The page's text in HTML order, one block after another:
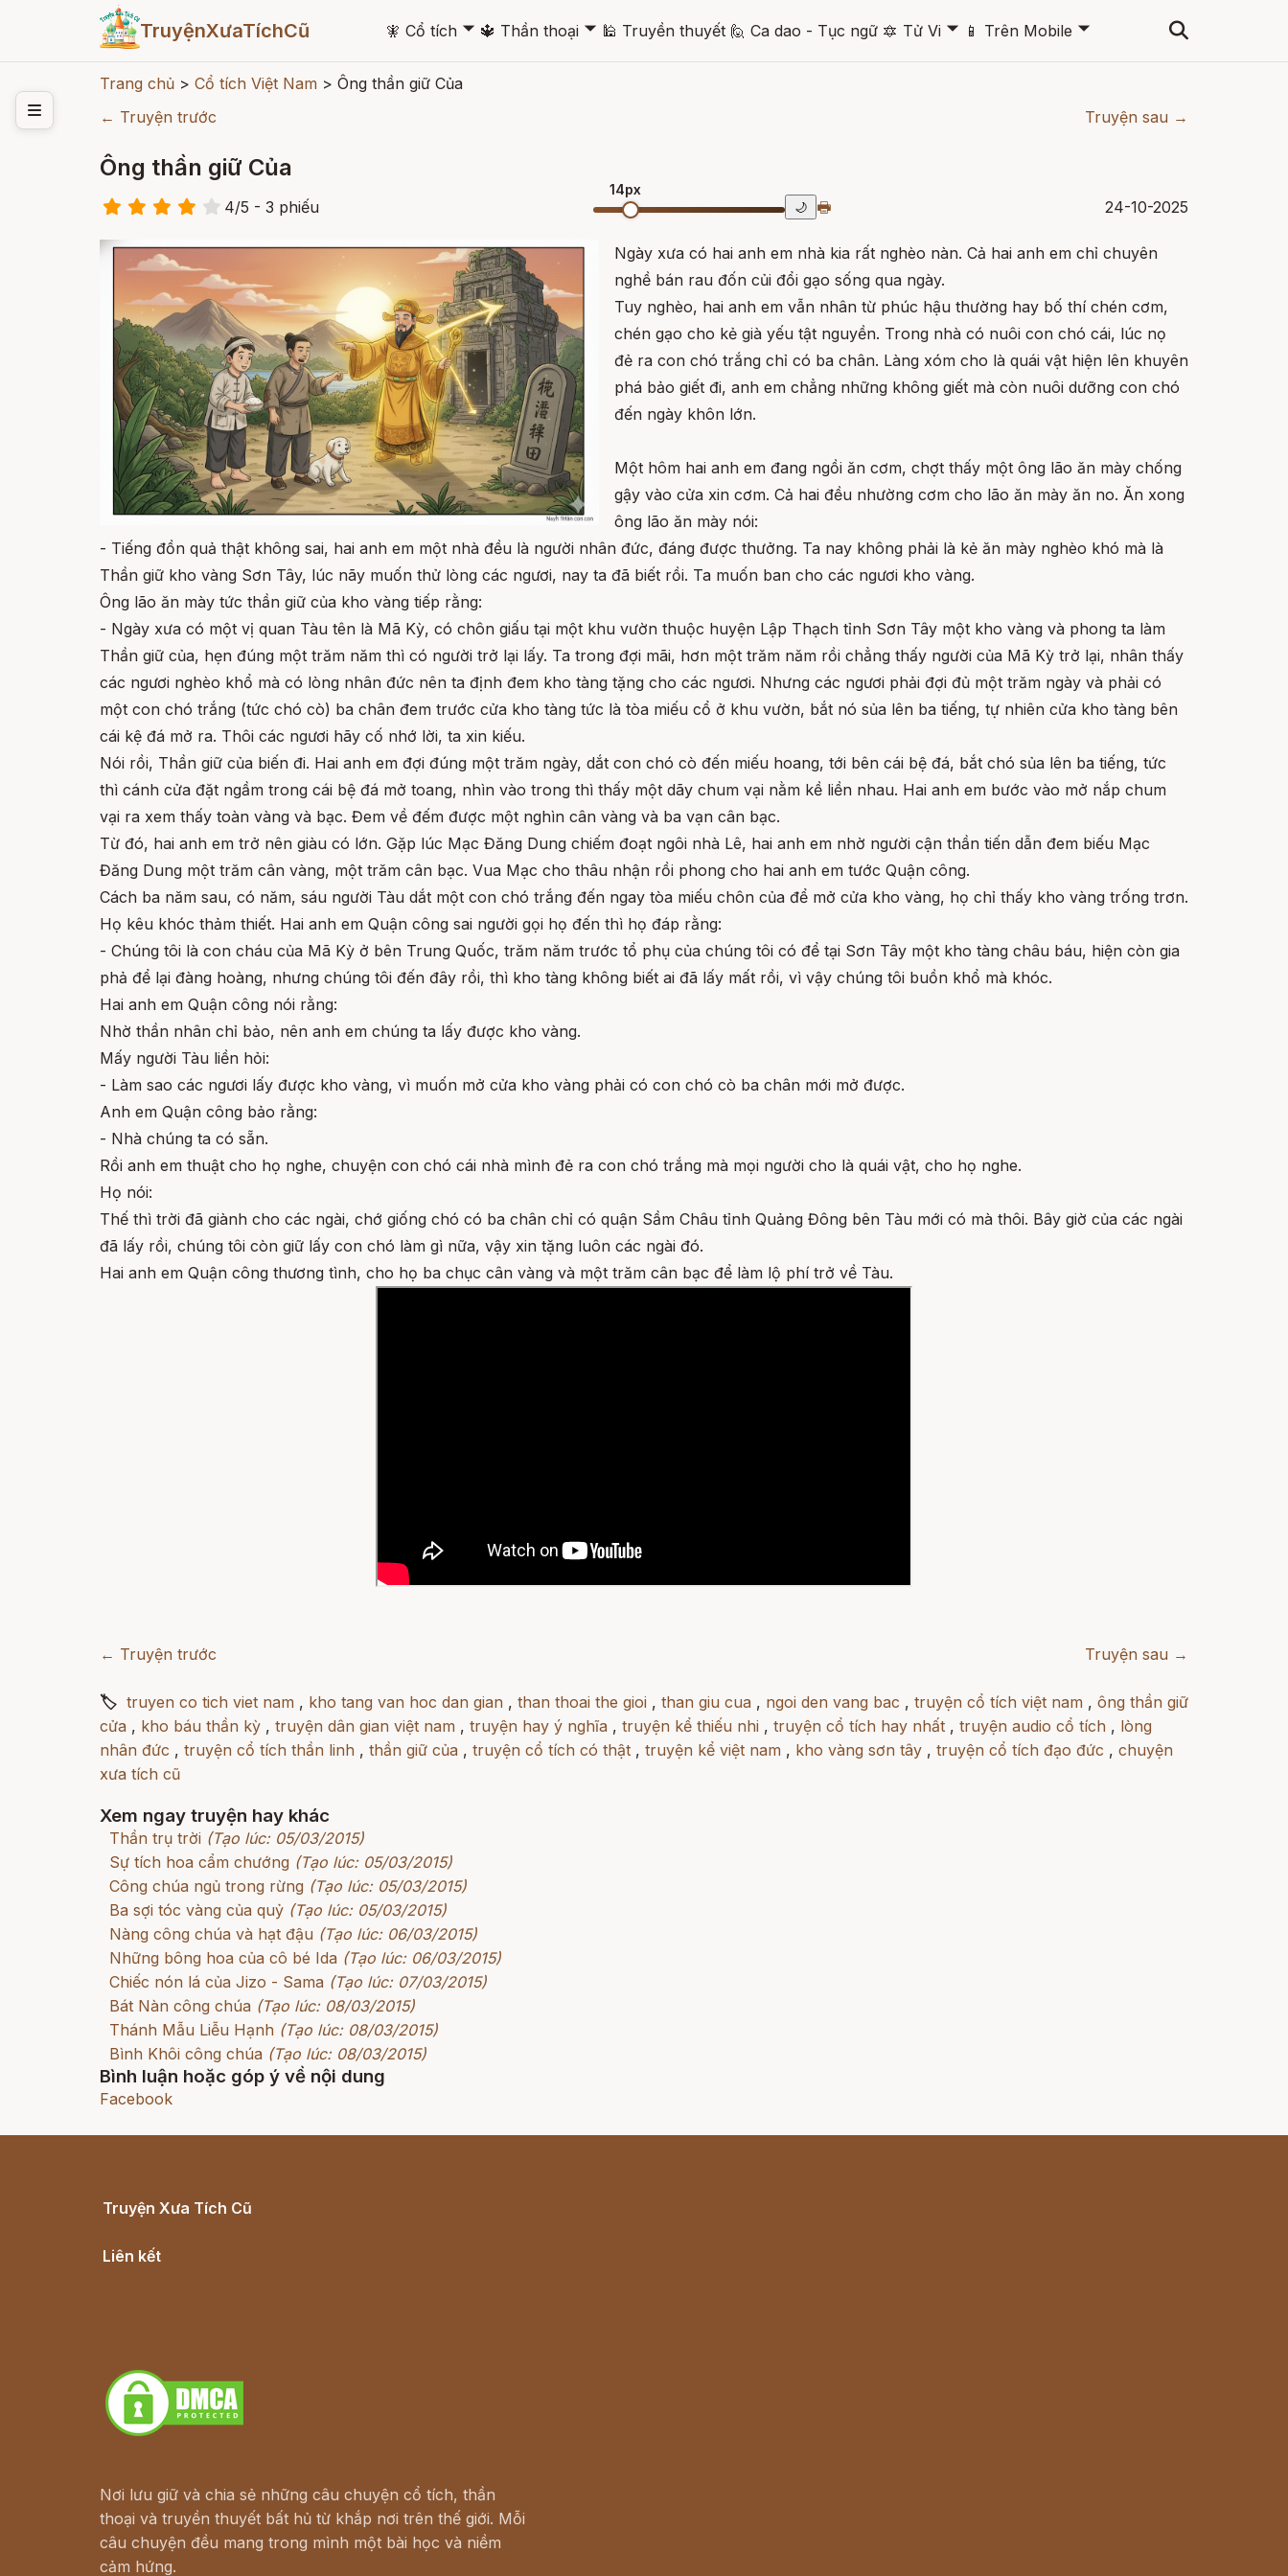
TruyệnXưaTíchCũ 🧚 Cổ tích 🞃 🔱 Thần thoại 🞃 🕌 Truyền thuyết 🙋 Ca dao - Tục ngữ 🔯 Tử Vi 🞃 📱 Trên Mobile 🞃
Trang chủ > Cổ tích Việt Nam > Ông thần giữ Của
← Truyện trước
Truyện sau →
Ông thần giữ Của
4/5 - 3 phiếu
14px
🌙 🖶 24-10-2025
Ngày xưa có hai anh em nhà kia rất nghèo nàn. Cả hai anh em chỉ chuyên
nghề bán rau đốn củi đổi gạo sống qua ngày.
Tuy nghèo, hai anh em vẫn nhân từ phúc hậu thường hay bố thí chén cơm,
chén gạo cho kẻ già yếu tật nguyền. Trong nhà có nuôi con chó cái, lúc nọ
đẻ ra con chó trắng chỉ có ba chân. Làng xóm cho là quái vật hiện lên khuyên
phá bảo giết đi, anh em chẳng những không giết mà còn nuôi dưỡng con chó
đến ngày khôn lớn.
Một hôm hai anh em đang ngồi ăn cơm, chợt thấy một ông lão ăn mày chống
gậy vào cửa xin cơm. Cả hai đều nhường cơm cho lão ăn mày ăn no. Ăn xong
ông lão ăn mày nói:
- Tiếng đồn quả thật không sai, hai anh em một nhà đều là người nhân đức, đáng được thưởng. Ta nay không phải là kẻ ăn mày nghèo khó mà là
Thần giữ kho vàng Sơn Tây, lúc nãy muốn thử lòng các ngươi, nay ta đã biết rồi. Ta muốn ban cho các ngươi kho vàng.
Ông lão ăn mày tức thần giữ của kho vàng tiếp rằng:
- Ngày xưa có một vị quan Tàu tên là Mã Kỳ, có chôn giấu tại một khu vườn thuộc huyện Lập Thạch tỉnh Sơn Tây một kho vàng và phong ta làm
Thần giữ của, hẹn đúng một trăm năm thì có người trở lại lấy. Ta trong đợi mãi, hơn một trăm năm rồi chẳng thấy người của Mã Kỳ trở lại, nhân thấy
các ngươi nghèo khổ mà có lòng nhân đức nên ta định đem kho tàng tặng cho các ngươi. Nhưng các ngươi phải đợi đủ một trăm ngày và phải có
một con chó trắng (tức chó cò) ba chân đem trước cửa kho tàng tức là tòa miếu cổ ở khu vườn, bắt nó sủa lên ba tiếng, tự nhiên cửa kho tàng bên
cái kệ đá mở ra. Thôi các ngươi hãy cố nhớ lời, ta xin kiếu.
Nói rồi, Thần giữ của biến đi. Hai anh em đợi đúng một trăm ngày, dắt con chó cò đến miếu hoang, tới bên cái bệ đá, bắt chó sủa lên ba tiếng, tức
thì cánh cửa đặt ngầm trong cái bệ đá mở toang, nhìn vào trong thì thấy một dãy chum vại nằm kề liền nhau. Hai anh em bước vào mở nắp chum
vại ra xem thấy toàn vàng và bạc. Đem về đếm được một nghìn cân vàng và ba vạn cân bạc.
Từ đó, hai anh em trở nên giàu có lớn. Gặp lúc Mạc Đăng Dung chiếm đoạt ngôi nhà Lê, hai anh em nhờ người cận thần tiến dẫn đem biếu Mạc
Đăng Dung một trăm cân vàng, một trăm cân bạc. Vua Mạc cho thâu nhận rồi phong cho hai anh em tước Quận công.
Cách ba năm sau, có năm, sáu người Tàu dắt một con chó trắng đến ngay tòa miếu chôn của để mở cửa kho vàng, họ chỉ thấy kho vàng trống trơn.
Họ kêu khóc thảm thiết. Hai anh em Quận công sai người gọi họ đến thì họ đáp rằng:
- Chúng tôi là con cháu của Mã Kỳ ở bên Trung Quốc, trăm năm trước tổ phụ của chúng tôi có để tại Sơn Tây một kho tàng châu báu, hiện còn gia
phả để lại đàng hoàng, nhưng chúng tôi đến đây rồi, thì kho tàng không biết ai đã lấy mất rồi, vì vậy chúng tôi buồn khổ mà khóc.
Hai anh em Quận công nói rằng:
Nhờ thần nhân chỉ bảo, nên anh em chúng ta lấy được kho vàng.
Mấy người Tàu liền hỏi:
- Làm sao các ngươi lấy được kho vàng, vì muốn mở cửa kho vàng phải có con chó cò ba chân mới mở được.
Anh em Quận công bảo rằng:
- Nhà chúng ta có sẵn.
Rồi anh em thuật cho họ nghe, chuyện con chó cái nhà mình đẻ ra con chó trắng mà mọi người cho là quái vật, cho họ nghe.
Họ nói:
Thế thì trời đã giành cho các ngài, chớ giống chó có ba chân chỉ có quận Sầm Châu tỉnh Quảng Đông bên Tàu mới có mà thôi. Bây giờ của các ngài
đã lấy rồi, chúng tôi còn giữ lấy con chó làm gì nữa, vậy xin tặng luôn các ngài đó.
Hai anh em Quận công thương tình, cho họ ba chục cân vàng và một trăm cân bạc để làm lộ phí trở về Tàu.
← Truyện trước Truyện sau →
🏷 truyen co tich viet nam , kho tang van hoc dan gian , than thoai the gioi , than giu cua , ngoi den vang bac , truyện cổ tích việt nam , ông thần giữ
cửa , kho báu thần kỳ , truyện dân gian việt nam , truyện hay ý nghĩa , truyện kể thiếu nhi , truyện cổ tích hay nhất , truyện audio cổ tích , lòng
nhân đức , truyện cổ tích thần linh , thần giữ của , truyện cổ tích có thật , truyện kể việt nam , kho vàng sơn tây , truyện cổ tích đạo đức , chuyện
xưa tích cũ
Xem ngay truyện hay khác
Thần trụ trời (Tạo lúc: 05/03/2015)
Sự tích hoa cẩm chướng (Tạo lúc: 05/03/2015)
Công chúa ngủ trong rừng (Tạo lúc: 05/03/2015)
Ba sợi tóc vàng của quỷ (Tạo lúc: 05/03/2015)
Nàng công chúa và hạt đậu (Tạo lúc: 06/03/2015)
Những bông hoa của cô bé Ida (Tạo lúc: 06/03/2015)
Chiếc nón lá của Jizo - Sama (Tạo lúc: 07/03/2015)
Bát Nàn công chúa (Tạo lúc: 08/03/2015)
Thánh Mẫu Liễu Hạnh (Tạo lúc: 08/03/2015)
Bình Khôi công chúa (Tạo lúc: 08/03/2015)
Bình luận hoặc góp ý về nội dung
Facebook
Truyện Xưa Tích Cũ
Liên kết
Nơi lưu giữ và chia sẻ những câu chuyện cổ tích, thần
thoại và truyền thuyết bất hủ từ khắp nơi trên thế giới. Mỗi
câu chuyện đều mang trong mình một bài học và niềm
cảm hứng.